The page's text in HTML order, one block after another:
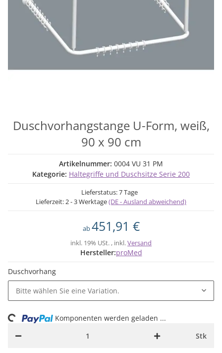
Duschvorhangstange U-Form, weiß,
90 x 90 cm
Artikelnummer: 0004 VU 31 PM
Kategorie: Haltegriffe und Duschsitze Serie 200
Lieferstatus: 7 Tage
Lieferzeit:2 - 3 Werktage(DE - Ausland abweichend)
ab451,91 €
inkl. 19% USt. , inkl.Versand
Hersteller:proMed
Duschvorhang
Bitte wählen Sie eine Variation.
Stk
Komponenten werden geladen ...